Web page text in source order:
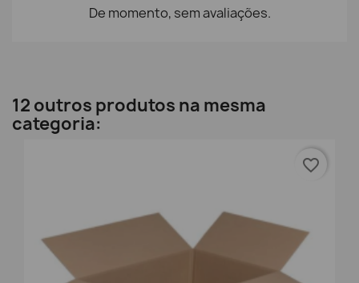
De momento, sem avaliações.
12 outros produtos na mesma
categoria:
favorite_border